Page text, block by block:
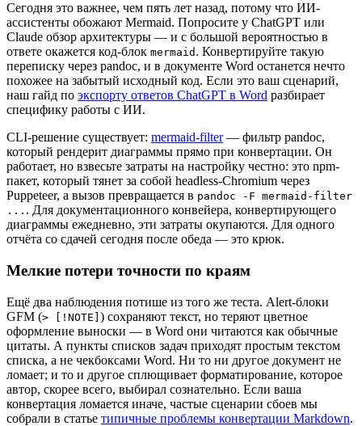
Сегодня это важнее, чем пять лет назад, потому что ИИ-
ассистенты обожают Mermaid. Попросите у ChatGPT или
Claude обзор архитектуры — и с большой вероятностью в
ответе окажется код-блок mermaid . Конвертируйте такую
переписку через pandoc, и в документе Word останется нечто
похожее на забытый исходный код. Если это ваш сценарий,
наш гайд по экспорту ответов ChatGPT в Word разбирает
специфику работы с ИИ.
CLI-решение существует: mermaid-filter— фильтр pandoc,
который рендерит диаграммы прямо при конвертации. Он
работает, но взвесьте затраты на настройку честно: это npm-
пакет, который тянет за собой headless-Chromium через
Puppeteer, а вызов превращается в pandoc -F mermaid-filter
... . Для документационного конвейера, конвертирующего
диаграммы ежедневно, эти затраты окупаются. Для одного
отчёта со сдачей сегодня после обеда — это крюк.
Мелкие потери точности по краям
Ещё два наблюдения потише из того же теста. Alert-блоки
GFM (> [!NOTE] ) сохраняют текст, но теряют цветное
оформление выноски — в Word они читаются как обычные
цитаты. А пункты списков задач приходят простым текстом
списка, а не чекбоксами Word. Ни то ни другое документ не
ломает; и то и другое сплющивает форматирование, которое
автор, скорее всего, выбирал сознательно. Если ваша
конвертация ломается иначе, частые сценарии сбоев мы
собрали в статье типичные проблемы конвертации Markdown.